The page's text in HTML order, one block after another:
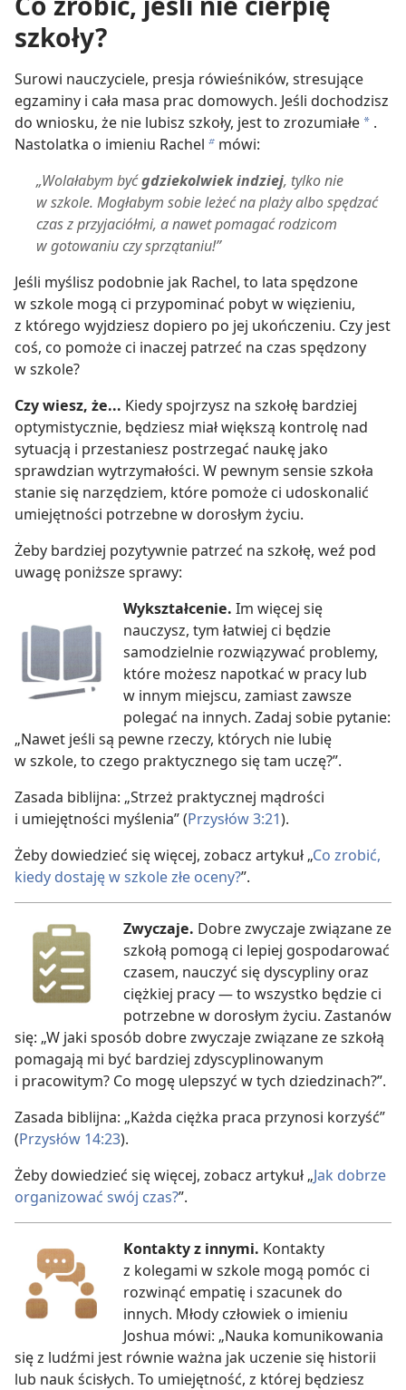
szkoły?
Surowi nauczyciele, presja rówieśników, stresujące
egzaminy i cała masa prac domowych. Jeśli dochodzisz
do wniosku, że nie lubisz szkoły, jest to zrozumiałe a .
Nastolatka o imieniu Rachel b mówi:
„Wolałabym byćgdziekolwiek indziej, tylko nie
w szkole. Mogłabym sobie leżeć na plaży albo spędzać
czas z przyjaciółmi, a nawet pomagać rodzicom
w gotowaniu czy sprzątaniu!”
Jeśli myślisz podobnie jak Rachel, to lata spędzone
w szkole mogą ci przypominać pobyt w więzieniu,
z którego wyjdziesz dopiero po jej ukończeniu. Czy jest
coś, co pomoże ci inaczej patrzeć na czas spędzony
w szkole?
Czy wiesz, że... Kiedy spojrzysz na szkołę bardziej
optymistycznie, będziesz miał większą kontrolę nad
sytuacją i przestaniesz postrzegać naukę jako
sprawdzian wytrzymałości. W pewnym sensie szkoła
stanie się narzędziem, które pomoże ci udoskonalić
umiejętności potrzebne w dorosłym życiu.
Żeby bardziej pozytywnie patrzeć na szkołę, weź pod
uwagę poniższe sprawy:
Wykształcenie. Im więcej się
nauczysz, tym łatwiej ci będzie
samodzielnie rozwiązywać problemy,
które możesz napotkać w pracy lub
w innym miejscu, zamiast zawsze
polegać na innych. Zadaj sobie pytanie:
„Nawet jeśli są pewne rzeczy, których nie lubię
w szkole, to czego praktycznego się tam uczę?”.
Zasada biblijna: „Strzeż praktycznej mądrości
i umiejętności myślenia” (Przysłów 3:21).
Żeby dowiedzieć się więcej, zobacz artykuł „Co zrobić,
kiedy dostaję w szkole złe oceny?”.
Zwyczaje. Dobre zwyczaje związane ze
szkołą pomogą ci lepiej gospodarować
czasem, nauczyć się dyscypliny oraz
ciężkiej pracy — to wszystko będzie ci
potrzebne w dorosłym życiu. Zastanów
się: „W jaki sposób dobre zwyczaje związane ze szkołą
pomagają mi być bardziej zdyscyplinowanym
i pracowitym? Co mogę ulepszyć w tych dziedzinach?”.
Zasada biblijna: „Każda ciężka praca przynosi korzyść”
(Przysłów 14:23).
Żeby dowiedzieć się więcej, zobacz artykuł „Jak dobrze
organizować swój czas?”.
Kontakty z innymi. Kontakty
z kolegami w szkole mogą pomóc ci
rozwinąć empatię i szacunek do
innych. Młody człowiek o imieniu
Joshua mówi: „Nauka komunikowania
się z ludźmi jest równie ważna jak uczenie się historii
lub nauk ścisłych. To umiejętność, z której będziesz